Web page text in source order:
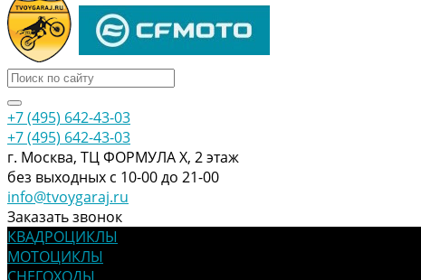
+7 (495) 642-43-03
+7 (495) 642-43-03
г. Москва, ТЦ ФОРМУЛА Х, 2 этаж
без выходных с 10-00 до 21-00
info@tvoygaraj.ru
Заказать звонок
КВАДРОЦИКЛЫ
МОТОЦИКЛЫ